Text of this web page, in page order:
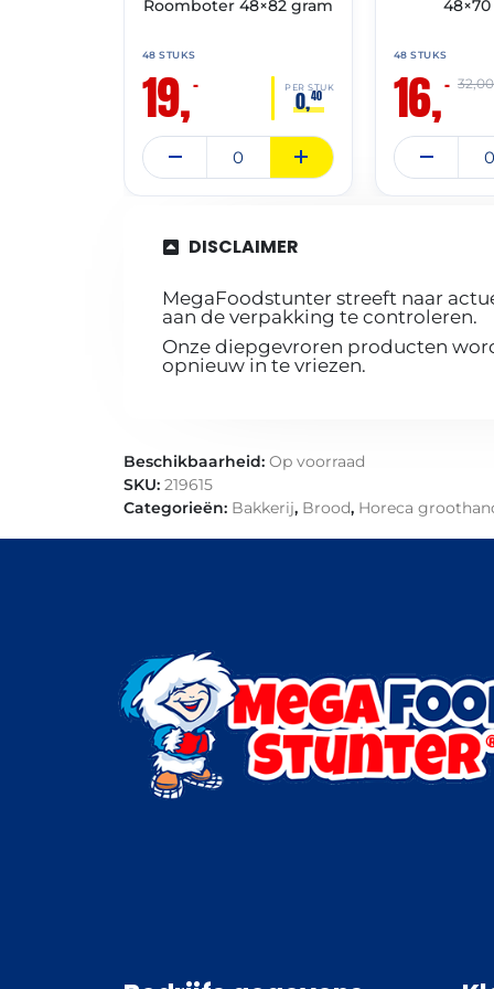
Roomboter 48×82 gram
48 STUKS
19,– PER STUK
0,40
48 STUKS
16,– 32,00
DISCLAIMER
MegaFoodstunter streeft naar
aan de verpakking te controleren.
Onze diepgevroren producten
opnieuw in te vriezen.
Beschikbaarheid: Op voorraad
SKU: 219615
Categorieën: Bakkerij, Brood, Horeca